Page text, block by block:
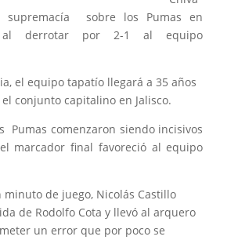
supremacía sobre los Pumas en
al derrotar por 2-1 al equipo
el equipo tapatío llegará a 35 años
conjunto capitalino en Jalisco.
Pumas comenzaron siendo incisivos
marcador final favoreció al equipo
minuto de juego, Nicolás Castillo
de Rodolfo Cota y llevó al arquero
un error que por poco se